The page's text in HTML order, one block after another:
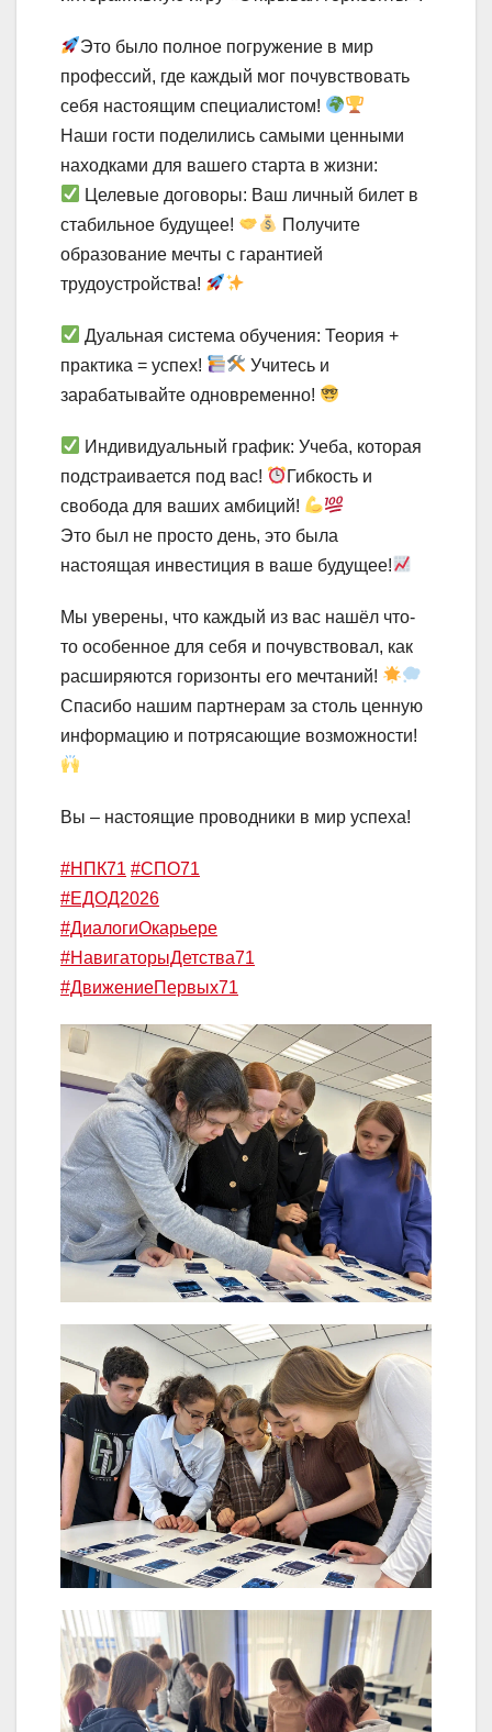
Это было полное погружение в мир
профессий, где каждый мог почувствовать
себя настоящим специалистом!
Наши гости поделились самыми ценными
находками для вашего старта в жизни:
Целевые договоры: Ваш личный билет в
стабильное будущее!
Получите
образование мечты с гарантией
трудоустройства!
Дуальная система обучения: Теория +
практика = успех!
Учитесь и
зарабатывайте одновременно!
Индивидуальный график: Учеба, которая
подстраивается под вас!
Гибкость и
свобода для ваших амбиций!
Это был не просто день, это была
настоящая инвестиция в ваше будущее!
Мы уверены, что каждый из вас нашёл что-
то особенное для себя и почувствовал, как
расширяются горизонты его мечтаний!
Спасибо нашим партнерам за столь ценную
информацию и потрясающие возможности!
Вы – настоящие проводники в мир успеха!
#НПК71 #СПО71
#ЕДОД2026
#ДиалогиОкарьере
#НавигаторыДетства71
#ДвижениеПервых71